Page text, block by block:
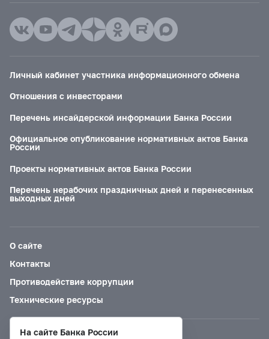
Личный кабинет участника информационного обмена
Отношения с инвесторами
Перечень инсайдерской информации Банка России
Официальное опубликование нормативных актов Банка
России
Проекты нормативных актов Банка России
Перечень нерабочих праздничных дней и перенесенных
выходных дней
О сайте
Контакты
Противодействие коррупции
Технические ресурсы
На сайте Банка России